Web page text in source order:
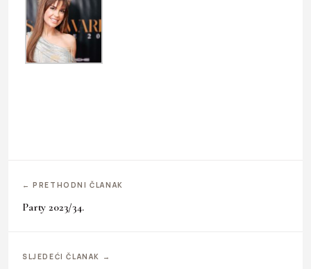
← PRETHODNI ČLANAK
Party 2023/34.
SLJEDEĆI ČLANAK →